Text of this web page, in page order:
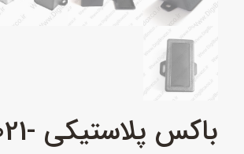
باکس پلاستیکی -DB-5021